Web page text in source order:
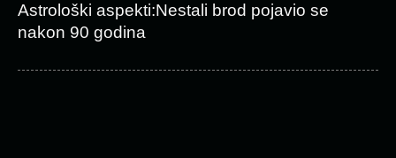
Astrološki aspekti:Nestali brod pojavio se
nakon 90 godina